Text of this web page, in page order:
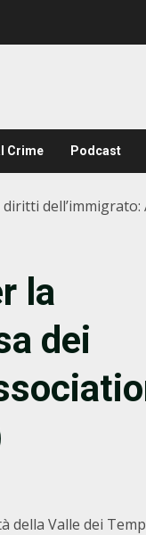
Crime Podcast
dell’immigrato:
la
dei
della Valle dei